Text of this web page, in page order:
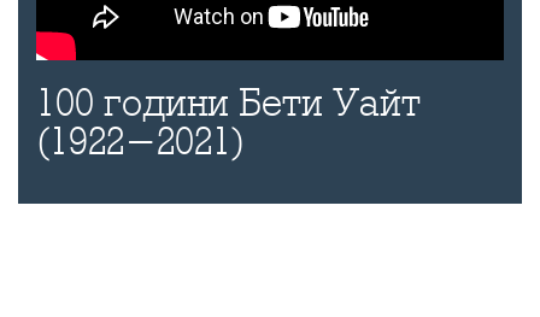
100 години Бети Уайт
(1922-2021)